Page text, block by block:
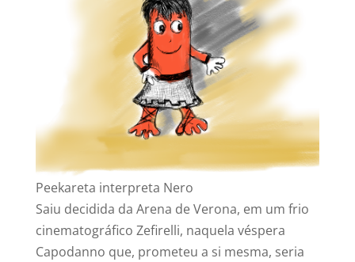
Peekareta interpreta Nero
Saiu decidida da Arena de Verona, em um frio
cinematográfico Zefirelli, naquela véspera
Capodanno que, prometeu a si mesma, seria